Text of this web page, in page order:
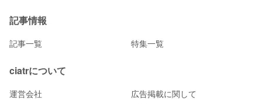
記事情報
記事一覧 特集一覧
ciatrについて
運営会社
広告掲載に関して